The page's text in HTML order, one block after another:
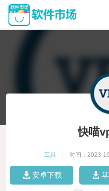
快喵
工具 时间：2023-
安卓下载